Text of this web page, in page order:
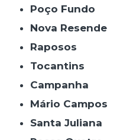
Poço Fundo
Nova Resende
Raposos
Tocantins
Campanha
Mário Campos
Santa Juliana